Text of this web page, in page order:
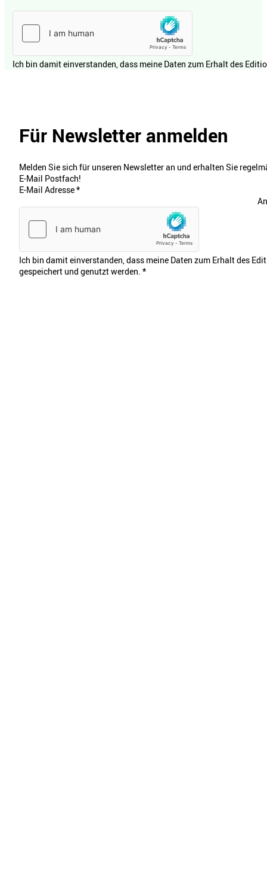
Ich bin damit einverstanden, dass meine Daten zum Erhalt des
Für Newsletter anmelden
Melden Sie sich für unseren Newsletter an und erhalten Sie
E-Mail Postfach!
E-Mail Adresse*
Ich bin damit einverstanden, dass meine Daten zum Erhalt des
gespeichert und genutzt werden. *